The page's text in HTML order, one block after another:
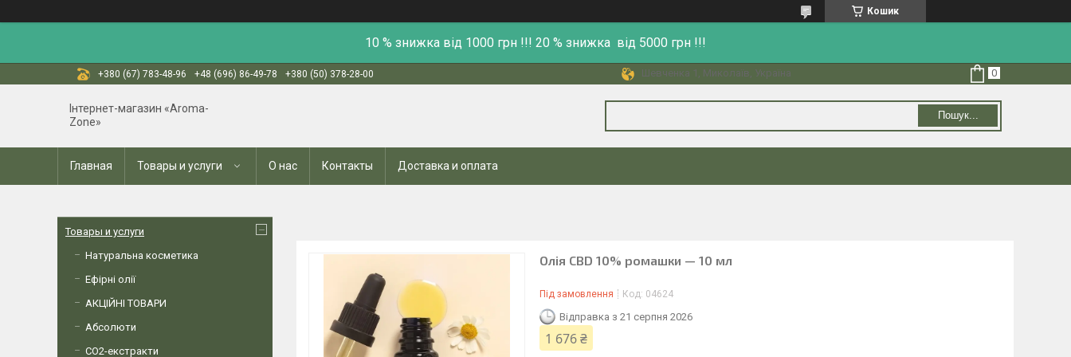
Кошик
10 % знижка від 1000 грн !!! 20 % знижка від 5000 грн !!!
+380 (67) 783-48-96 +48 (696) 86-49-78 +380 (50) 378-28-00 Шевченка 1, Миколаїв, Україна
Інтернет-магазин «Aroma-
Zone»
Пошук...
Главная Товары и услуги О нас Контакты Доставка и оплата
Олія CBD 10% ромашки — 10 мл
Під замовлення Код: 04624
Відправка з 21 серпня 2026
1 676 ₴
Товары и услуги
Натуральна косметика
Ефірні олії
АКЦІЙНІ ТОВАРИ
Абсолюти
СО2-екстракти